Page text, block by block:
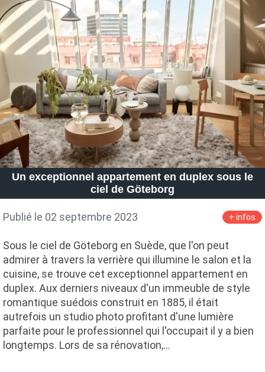
Un exceptionnel appartement en duplex sous le
ciel de Göteborg
Publié le 02 septembre 2023 + infos
Sous le ciel de Göteborg en Suède, que l'on peut
admirer à travers la verrière qui illumine le salon et la
cuisine, se trouve cet exceptionnel appartement en
duplex. Aux derniers niveaux d'un immeuble de style
romantique suédois construit en 1885, il était
autrefois un studio photo profitant d'une lumière
parfaite pour le professionnel qui l'occupait il y a bien
longtemps. Lors de sa rénovation,…